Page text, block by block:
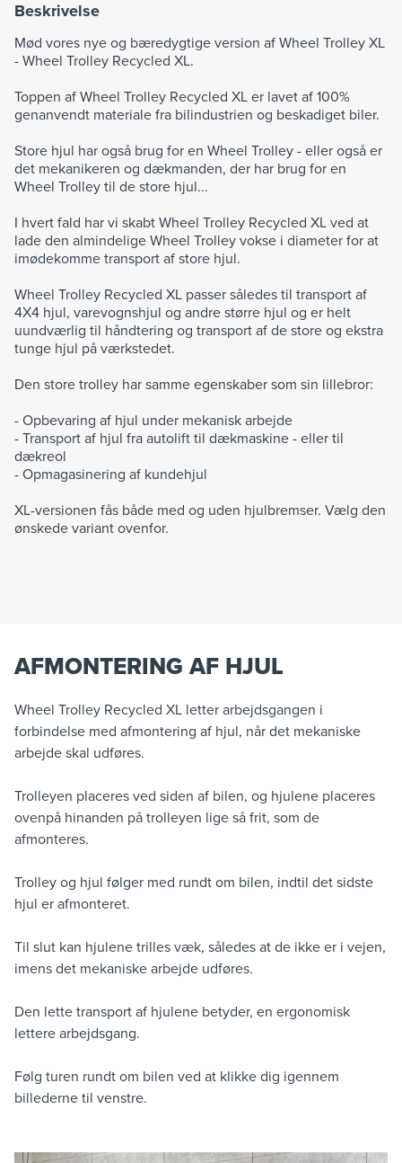
Beskrivelse
Mød vores nye og bæredygtige version af Wheel Trolley XL
- Wheel Trolley Recycled XL.
Toppen af Wheel Trolley Recycled XL er lavet af 100%
genanvendt materiale fra bilindustrien og beskadiget biler.
Store hjul har også brug for en Wheel Trolley - eller også er
det mekanikeren og dækmanden, der har brug for en
Wheel Trolley til de store hjul...
I hvert fald har vi skabt Wheel Trolley Recycled XL ved at
lade den almindelige Wheel Trolley vokse i diameter for at
imødekomme transport af store hjul.
Wheel Trolley Recycled XL passer således til transport af
4X4 hjul, varevognshjul og andre større hjul og er helt
uundværlig til håndtering og transport af de store og ekstra
tunge hjul på værkstedet.
Den store trolley har samme egenskaber som sin lillebror:
- Opbevaring af hjul under mekanisk arbejde
- Transport af hjul fra autolift til dækmaskine - eller til
dækreol
- Opmagasinering af kundehjul
XL-versionen fås både med og uden hjulbremser. Vælg den
ønskede variant ovenfor.
AFMONTERING AF HJUL
Wheel Trolley Recycled XL letter arbejdsgangen i
forbindelse med afmontering af hjul, når det mekaniske
arbejde skal udføres.
Trolleyen placeres ved siden af bilen, og hjulene placeres
ovenpå hinanden på trolleyen lige så frit, som de
afmonteres.
Trolley og hjul følger med rundt om bilen, indtil det sidste
hjul er afmonteret.
Til slut kan hjulene trilles væk, således at de ikke er i vejen,
imens det mekaniske arbejde udføres.
Den lette transport af hjulene betyder, en ergonomisk
lettere arbejdsgang.
Følg turen rundt om bilen ved at klikke dig igennem
billederne til venstre.